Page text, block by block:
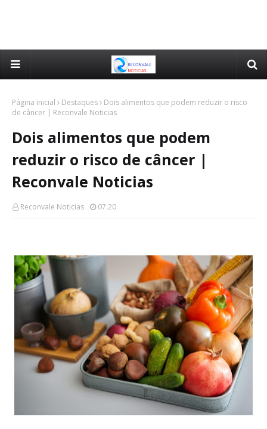
Página inicial Destaques
Dois alimentos que podem reduzir o risco
de câncer | Reconvale Noticias
Dois alimentos que podem
reduzir o risco de câncer |
Reconvale Noticias
Reconvale Noticias 07:20